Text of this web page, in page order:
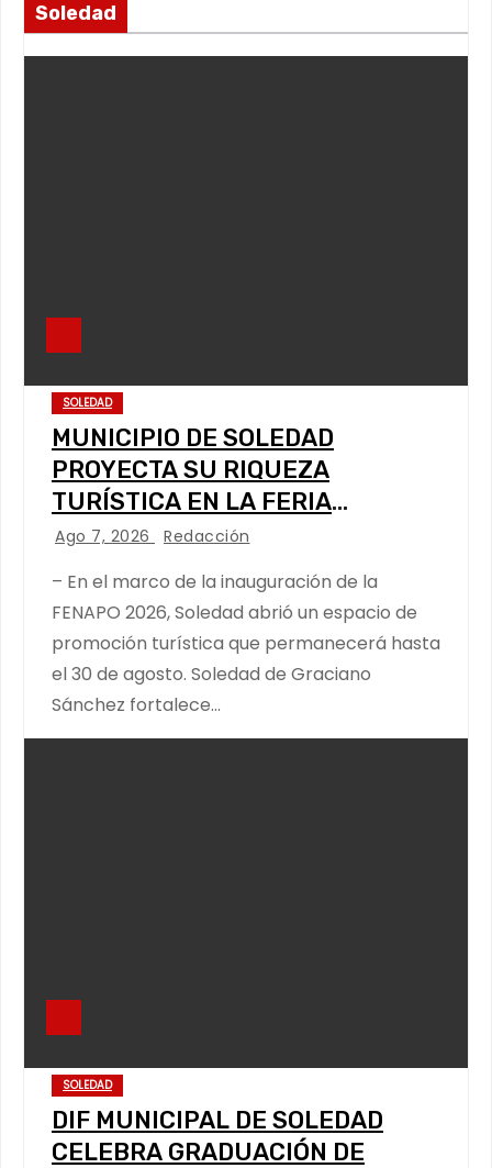
Soledad
SOLEDAD
MUNICIPIO DE SOLEDAD
PROYECTA SU RIQUEZA
TURÍSTICA EN LA FERIA
NACIONAL POTOSINA
Ago 7, 2026 Redacción
– En el marco de la inauguración de la
FENAPO 2026, Soledad abrió un espacio de
promoción turística que permanecerá hasta
el 30 de agosto. Soledad de Graciano
Sánchez fortalece…
SOLEDAD
DIF MUNICIPAL DE SOLEDAD
CELEBRA GRADUACIÓN DE